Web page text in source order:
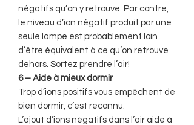
négatifs qu’on y retrouve. Par contre,
le niveau d’ion négatif produit par une
seule lampe est probablement loin
d’être équivalent à ce qu’on retrouve
dehors. Sortez prendre l’air!
6 – Aide à mieux dormir
Trop d’ions positifs vous empêchent de
bien dormir, c’est reconnu.
L’ajout d’ions négatifs dans l’air aide à